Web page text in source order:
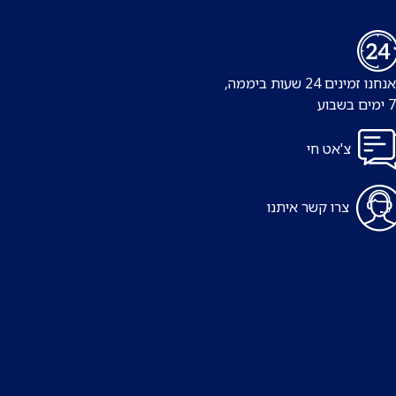
אנחנו זמינים 24 שעות ביממה,
7 ימים בשבוע
צ'אט חי
צרו קשר איתנו